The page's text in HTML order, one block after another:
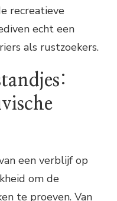
recreatieve
echt een
als rustzoekers.
een verblijf op
om de
te proeven. Van